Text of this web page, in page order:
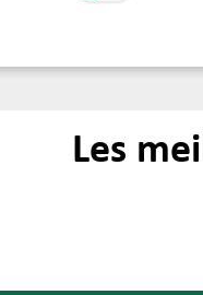
Les